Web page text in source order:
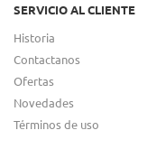
SERVICIO AL CLIENTE
Historia
Contactanos
Ofertas
Novedades
Términos de uso